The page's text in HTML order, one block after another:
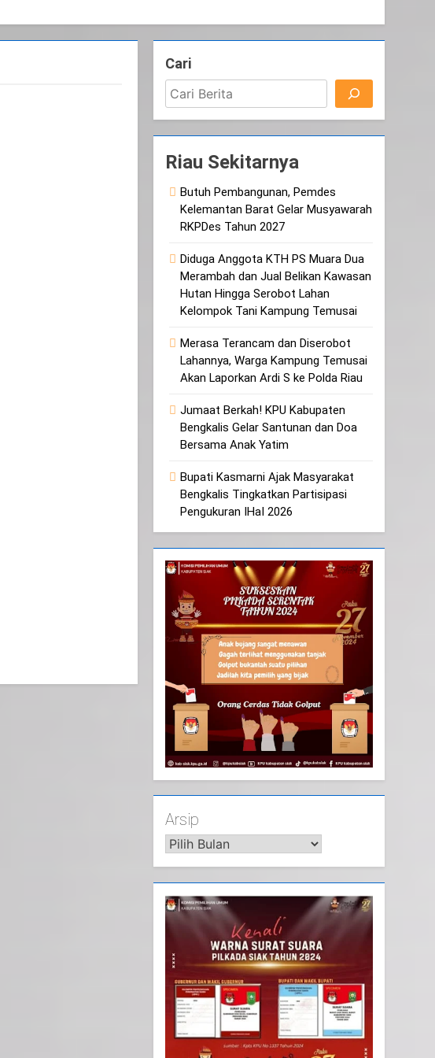
Cari
Riau Sekitarnya
Butuh Pembangunan, Pemdes
Kelemantan Barat Gelar Musyawarah
RKPDes Tahun 2027
Diduga Anggota KTH PS Muara Dua
Merambah dan Jual Belikan Kawasan
Hutan Hingga Serobot Lahan
Kelompok Tani Kampung Temusai
Merasa Terancam dan Diserobot
Lahannya, Warga Kampung Temusai
Akan Laporkan Ardi S ke Polda Riau
Jumaat Berkah! KPU Kabupaten
Bengkalis Gelar Santunan dan Doa
Bersama Anak Yatim
Bupati Kasmarni Ajak Masyarakat
Bengkalis Tingkatkan Partisipasi
Pengukuran IHaI 2026
Arsip